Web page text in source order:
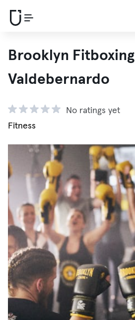
Brooklyn Fitboxing
Valdebernardo
No ratings yet
Fitness